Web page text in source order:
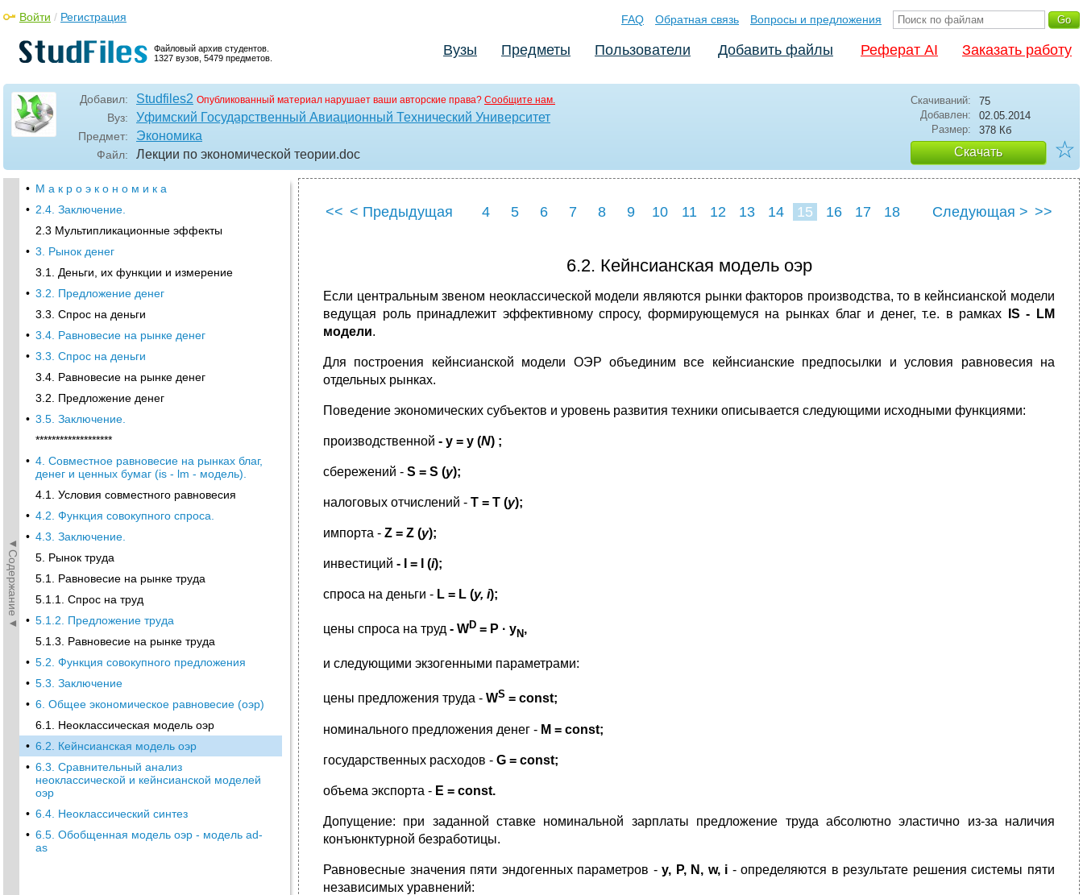
Файловый архив студентов.
1327 вузов, 5479 предметов.
Войти / Регистрация FAQ Обратная связь Вопросы и предложения
Вузы Предметы Пользователи Добавить файлы Реферат AI Заказать работу
Добавил: Studfiles2 Опубликованный материал нарушает ваши авторские права? Сообщите нам.
Вуз: Уфимский Государственный Авиационный Технический Университет
Предмет: Экономика
Файл: Лекции по экономической теории.doc
Скачиваний:
75
Добавлен:
02.05.2014
Размер:
378 Кб
Скачать ☆
◄Содержание◄
• М а к р о э к о н о м и к а
• 2.4. Заключение.
2.3 Мультипликационные эффекты
• 3. Рынок денег
3.1. Деньги, их функции и измерение
• 3.2. Предложение денег
3.3. Спрос на деньги
• 3.4. Равновесие на рынке денег
• 3.3. Спрос на деньги
3.4. Равновесие на рынке денег
3.2. Предложение денег
• 3.5. Заключение.
*******************
• 4. Совместное равновесие на рынках благ,
денег и ценных бумаг (is - lm - модель).
4.1. Условия совместного равновесия
• 4.2. Функция совокупного спроса.
• 4.3. Заключение.
5. Рынок труда
5.1. Равновесие на рынке труда
5.1.1. Спрос на труд
• 5.1.2. Предложение труда
5.1.3. Равновесие на рынке труда
• 5.2. Функция совокупного предложения
• 5.3. Заключение
• 6. Общее экономическое равновесие (оэр)
6.1. Неоклассическая модель оэр
• 6.2. Кейнсианская модель оэр
• 6.3. Сравнительный анализ
неоклассической и кейнсианской моделей
оэр
• 6.4. Неоклассический синтез
• 6.5. Обобщенная модель оэр - модель ad-
as
<< < Предыдущая 4 5 6 7 8 9 10 11 12 13 14 15 16 17 18 Следующая > >>
6.2. Кейнсианская модель оэр
Если центральным звеном неоклассической модели являются рынки факторов производства, то в кейнсианской модели
ведущая роль принадлежит эффективному спросу, формирующемуся на рынках благ и денег, т.е. в рамках
IS -
LM
модели.
Для построения кейнсианской модели ОЭР объединим все кейнсианские предпосылки и условия равновесия на
отдельных рынках.
Поведение экономических субъектов и уровень развития техники описывается следующими исходными функциями:
производственной - y = y (N) ;
сбережений - S = S (y);
налоговых отчислений - T = T (y);
импорта - Z = Z (y);
инвестиций - I = I (i);
спроса на деньги - L = L (y, i);
цены спроса на труд - WD = P · yN,
и следующими экзогенными параметрами:
цены предложения труда - WS = const;
номинального предложения денег - M = const;
государственных расходов - G = const;
объема экспорта - E = const.
Допущение: при заданной ставке номинальной зарплаты предложение труда абсолютно эластично из-за наличия
конъюнктурной безработицы.
Равновесные значения пяти эндогенных параметров -y, P, N , w, i - определяются в результате решения системы пяти
независимых уравнений: